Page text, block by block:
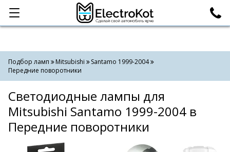
Категории Поиск
Подбор ламп Mitsubishi
Santamo 1999-2004
Передние поворотники
Светодиодные лампы для
Mitsubishi Santamo 1999-2004 в
Передние поворотники